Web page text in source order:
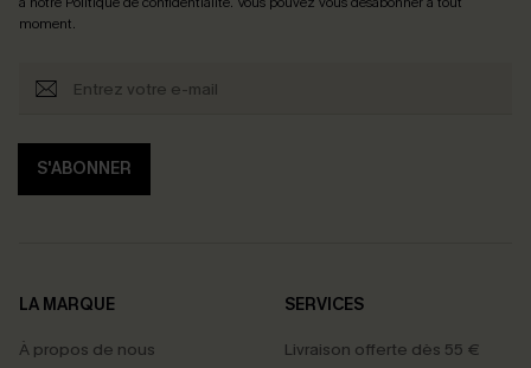
moment.
S'ABONNER
LA MARQUE
À propos de nous
SERVICES
Livraison offerte dès 55 €